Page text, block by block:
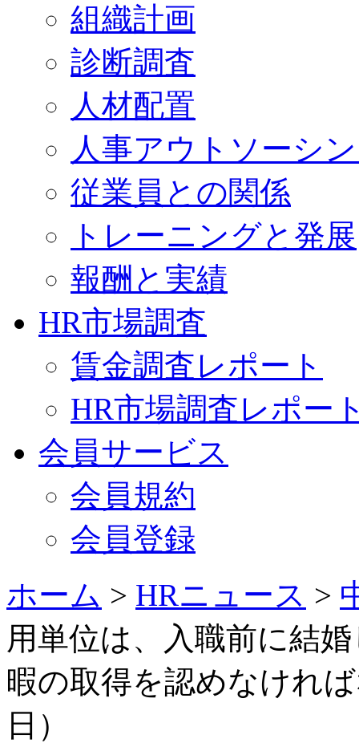
組織計画
診断調査
人材配置
人事アウトソーシ
従業員との関係
トレーニングと発展
報酬と実績
HR市場調査
賃金調査レポート
HR市場調査レポー
会員サービス
会員規約
会員登録
ホーム > HRニュース >
用単位は、入職前に結
暇の取得を認めなけれ
日）